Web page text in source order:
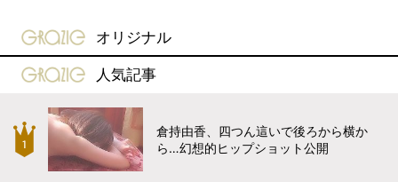
gravure-grazie
オリジナル
gravure-grazie
人気記事
倉持由香、四つん這いで後ろから横か
ら…幻想的ヒップショット公開